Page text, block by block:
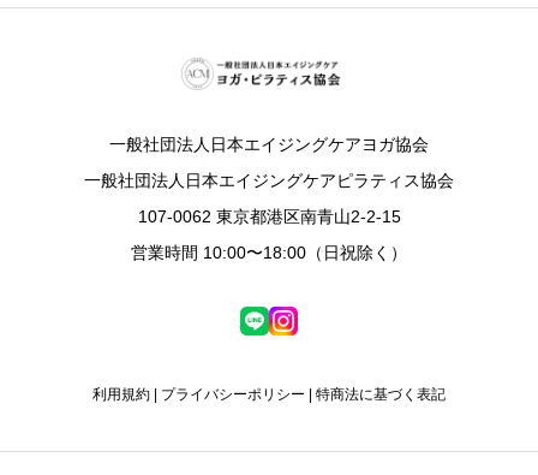
一般社団法人日本エイジングケアヨガ協会
一般社団法人日本エイジングケアピラティス協会
107-0062 東京都港区南青山2-2-15
営業時間 10:00〜18:00（日祝除く）
利用規約 プライバシーポリシー 特商法に基づく表記